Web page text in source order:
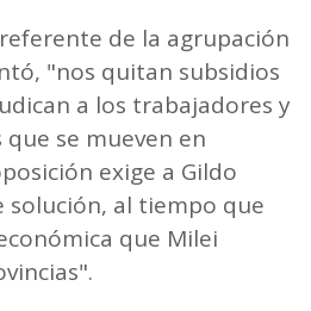
de la agrupación
"nos quitan subsidios
a los trabajadores y
se mueven en
exige a Gildo
solución, al tiempo que
que Milei